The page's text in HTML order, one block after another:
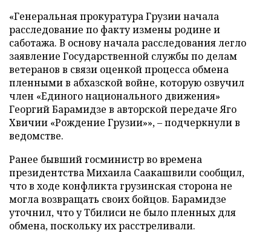
«Генеральная прокуратура Грузии начала
расследование по факту измены родине и
саботажа. В основу начала расследования легло
заявление Государственной службы по делам
ветеранов в связи оценкой процесса обмена
пленными в абхазской войне, которую озвучил
член «Единого национального движения»
Георгий Барамидзе в авторской передаче Яго
Хвичии «Рождение Грузии»», – подчеркнули в
ведомстве.
Ранее бывший госминистр во времена
президентства Михаила Саакашвили сообщил,
что в ходе конфликта грузинская сторона не
могла возвращать своих бойцов. Барамидзе
уточнил, что у Тбилиси не было пленных для
обмена, поскольку их расстреливали.